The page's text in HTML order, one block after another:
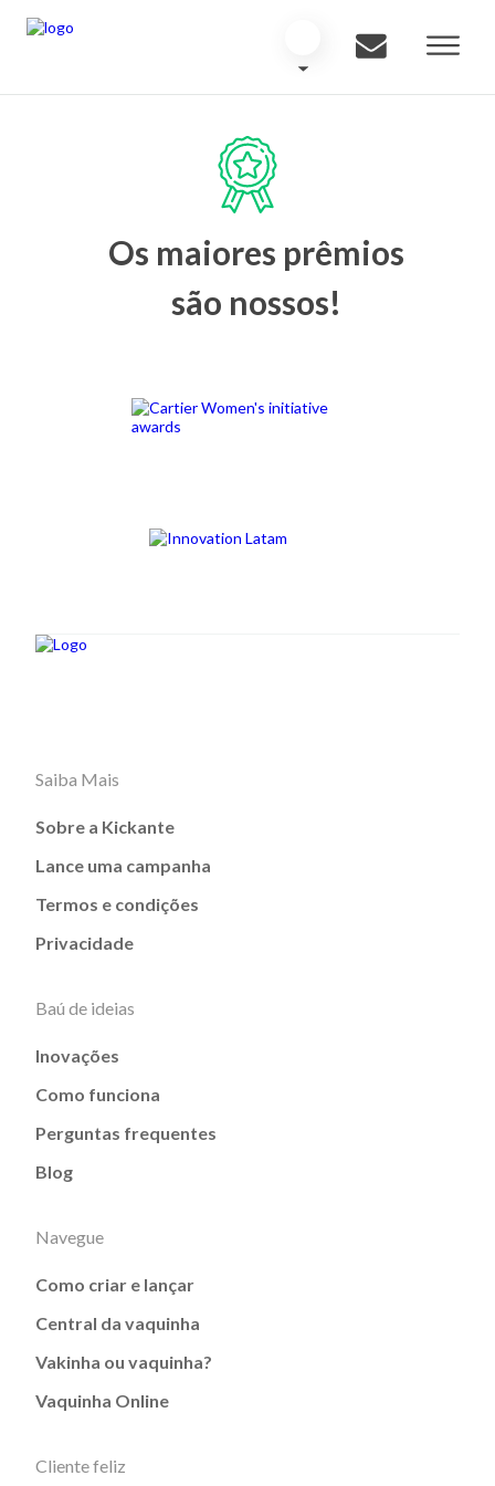
Os maiores prêmios
são nossos!
Saiba Mais
Sobre a Kickante
Lance uma campanha
Termos e condições
Privacidade
Baú de ideias
Inovações
Como funciona
Perguntas frequentes
Blog
Navegue
Como criar e lançar
Central da vaquinha
Vakinha ou vaquinha?
Vaquinha Online
Cliente feliz